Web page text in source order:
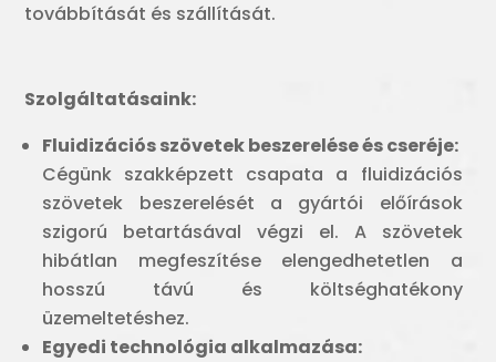
továbbítását és szállítását.
Szolgáltatásaink:
Fluidizációs szövetek beszerelése és cseréje:
Cégünk szakképzett csapata a fluidizációs
szövetek beszerelését a gyártói előírások
szigorú betartásával végzi el. A szövetek
hibátlan megfeszítése elengedhetetlen a
hosszú távú és költséghatékony
üzemeltetéshez.
Egyedi technológia alkalmazása: